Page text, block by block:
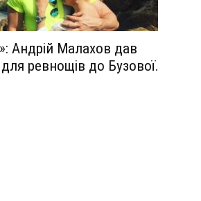
Андрій Малахов дав
ревнощів до Бузової.